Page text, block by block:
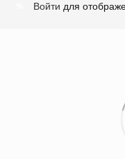
Войти для